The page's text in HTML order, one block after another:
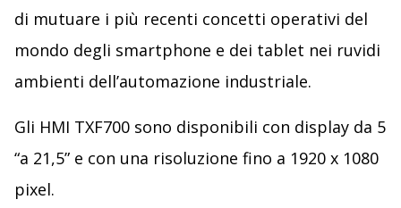
di mutuare i più recenti concetti operativi del
mondo degli smartphone e dei tablet nei ruvidi
ambienti dell’automazione industriale.
Gli HMI TXF700 sono disponibili con display da 5
“a 21,5” e con una risoluzione fino a 1920 x 1080
pixel.